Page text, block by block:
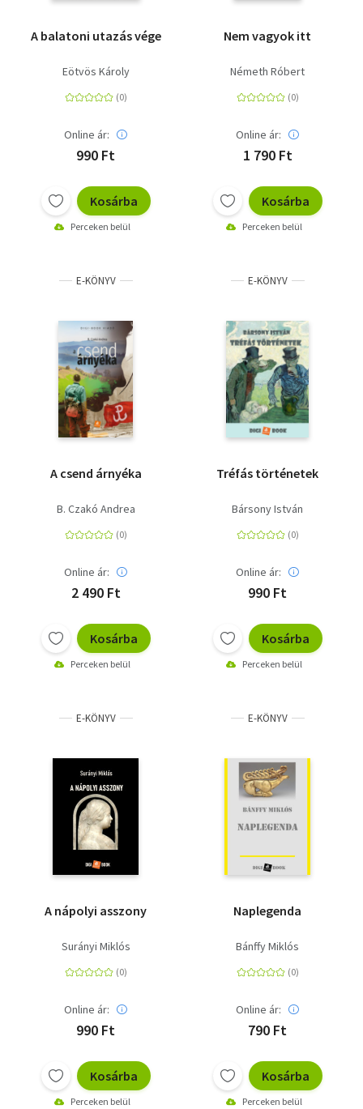
A balatoni utazás vége
Eötvös Károly
Online ár:
990 Ft
Kosárba
Perceken belül
Nem vagyok itt
Németh Róbert
Online ár:
1 790 Ft
Kosárba
Perceken belül
E-KÖNYV
A csend árnyéka
B. Czakó Andrea
Online ár:
2 490 Ft
Kosárba
Perceken belül
E-KÖNYV
Tréfás történetek
Bársony István
Online ár:
990 Ft
Kosárba
Perceken belül
E-KÖNYV
A nápolyi asszony
Surányi Miklós
Online ár:
990 Ft
Kosárba
Perceken belül
E-KÖNYV
Naplegenda
Bánffy Miklós
Online ár:
790 Ft
Kosárba
Perceken belül